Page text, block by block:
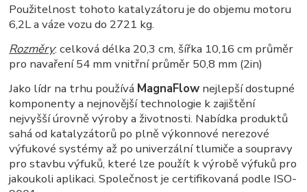
Použitelnost tohoto katalyzátoru je do objemu motoru
6,2L a váze vozu do 2721 kg.
Rozměry: celková délka 20,3 cm, šířka 10,16 cm průměr
pro navaření 54 mm vnitřní průměr 50,8 mm (2in)
Jako lídr na trhu používá MagnaFlow nejlepší dostupné
komponenty a nejnovější technologie k zajištění
nejvyšší úrovně výroby a životnosti. Nabídka produktů
sahá od katalyzátorů po plně výkonnové nerezové
výfukové systémy až po univerzální tlumiče a soupravy
pro stavbu výfuků, které lze použít k výrobě výfuků pro
jakoukoli aplikaci. Společnost je certifikovaná podle ISO-